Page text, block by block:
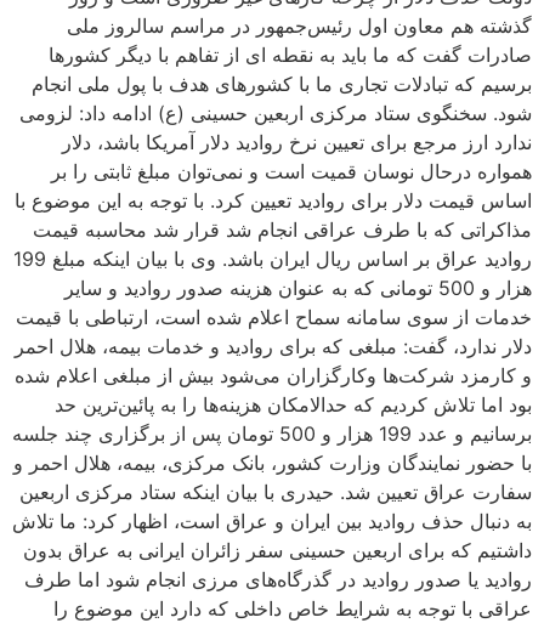
گذشته هم معاون اول رئیس‌جمهور در مراسم سالروز ملی
صادرات گفت که ما باید به نقطه ای از تفاهم با دیگر کشورها
برسیم که تبادلات تجاری ما با کشورهای هدف با پول ملی انجام
شود. سخنگوی ستاد مرکزی اربعین حسینی (ع) ادامه داد: لزومی
ندارد ارز مرجع برای تعیین نرخ روادید دلار آمریکا باشد، دلار
همواره درحال نوسان قمیت است و نمی‌توان مبلغ ثابتی را بر
اساس قیمت دلار برای روادید تعیین کرد. با توجه به این موضوع با
مذاکراتی که با طرف عراقی انجام شد قرار شد محاسبه قیمت
روادید عراق بر اساس ریال ایران باشد. وی با بیان اینکه مبلغ 199
هزار و 500 تومانی که به عنوان هزینه صدور روادید و سایر
خدمات از سوی سامانه سماح اعلام شده است، ارتباطی با قیمت
دلار ندارد، گفت: مبلغی که برای روادید و خدمات بیمه، هلال احمر
و کارمزد شرکت‌ها وکارگزاران می‌شود بیش از مبلغی اعلام شده
بود اما تلاش کردیم که حدالامکان هزینه‌ها را به پائین‌ترین حد
برسانیم و عدد 199 هزار و 500 تومان پس از برگزاری چند جلسه
با حضور نمایندگان وزارت کشور، بانک مرکزی، بیمه، هلال احمر و
سفارت عراق تعیین شد. حیدری با بیان اینکه ستاد مرکزی اربعین
به دنبال حذف روادید بین ایران و عراق است، اظهار کرد: ما تلاش
داشتیم که برای اربعین حسینی سفر زائران ایرانی به عراق بدون
روادید یا صدور روادید در گذرگاه‌های مرزی انجام شود اما طرف
عراقی با توجه به شرایط خاص داخلی که دارد این موضوع را